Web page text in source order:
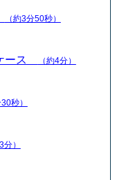
（約3分50秒）
ース （約4分）
秒）
分）